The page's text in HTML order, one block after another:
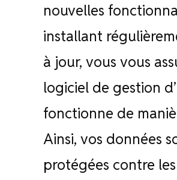
nouvelles
installant
à jour, vous vous
logiciel de gestion
fonctionne de
Ainsi, vos données
protégées contre